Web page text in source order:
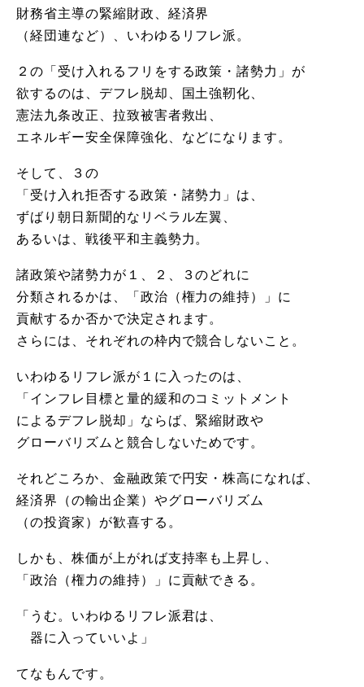
財務省主導の緊縮財政、経済界
（経団連など）、いわゆるリフレ派。
２の「受け入れるフリをする政策・諸勢力」が
欲するのは、デフレ脱却、国土強靭化、
憲法九条改正、拉致被害者救出、
エネルギー安全保障強化、などになります。
そして、３の
「受け入れ拒否する政策・諸勢力」は、
ずばり朝日新聞的なリベラル左翼、
あるいは、戦後平和主義勢力。
諸政策や諸勢力が１、２、３のどれに
分類されるかは、「政治（権力の維持）」に
貢献するか否かで決定されます。
さらには、それぞれの枠内で競合しないこと。
いわゆるリフレ派が１に入ったのは、
「インフレ目標と量的緩和のコミットメント
によるデフレ脱却」ならば、緊縮財政や
グローバリズムと競合しないためです。
それどころか、金融政策で円安・株高になれば、
経済界（の輸出企業）やグローバリズム
（の投資家）が歓喜する。
しかも、株価が上がれば支持率も上昇し、
「政治（権力の維持）」に貢献できる。
「うむ。いわゆるリフレ派君は、
器に入っていいよ」
てなもんです。